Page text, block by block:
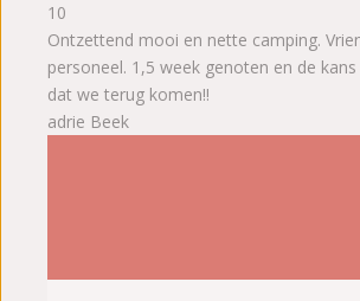
10
Ontzettend mooi en nette camping.
personeel. 1,5 week genoten en de
dat we terug komen!!
adrie Beek